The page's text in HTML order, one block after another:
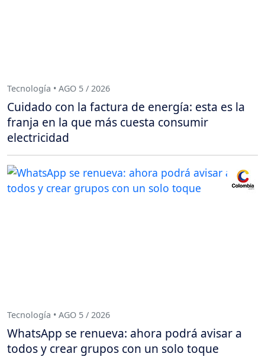
Tecnología • AGO 5 / 2026
Cuidado con la factura de energía: esta es la
franja en la que más cuesta consumir
electricidad
Tecnología • AGO 5 / 2026
WhatsApp se renueva: ahora podrá avisar a
todos y crear grupos con un solo toque